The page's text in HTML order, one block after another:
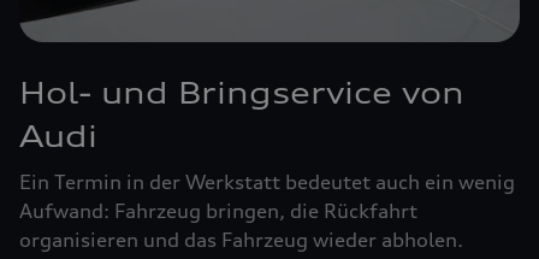
Hol- und Bringservice von
Audi
Ein Termin in der Werkstatt bedeutet auch ein wenig
Aufwand: Fahrzeug bringen, die Rückfahrt
organisieren und das Fahrzeug wieder abholen.